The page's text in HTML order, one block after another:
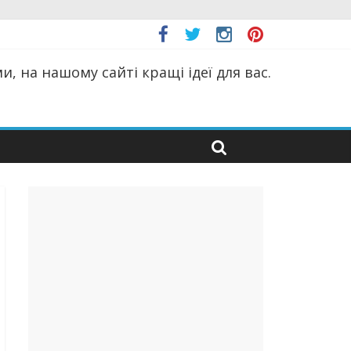
на нашому сайті кращі ідеї для вас.